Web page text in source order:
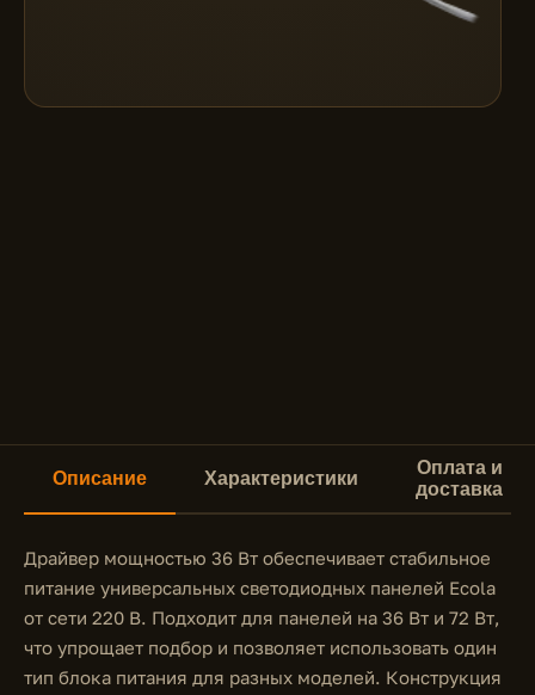
Описание Характеристики
Оплата и
доставка
Драйвер мощностью 36 Вт обеспечивает стабильное
питание универсальных светодиодных панелей Ecola
от сети 220 В. Подходит для панелей на 36 Вт и 72 Вт,
что упрощает подбор и позволяет использовать один
тип блока питания для разных моделей. Конструкция